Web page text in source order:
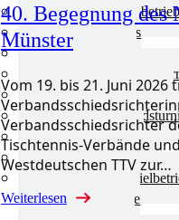
Aktuelles
BEM & Qualis
LRL & Qualis
TTT –
mini-Meisterschaften
Weitere
Terminkalender
Turnierausrichtung
Vereinsturniere
40. Begegnung des
Münster
Vom 19. bis 21. Juni 2026
Verbandsschiedsrichter
Tischtennis-Verbände
Westdeutschen TTV zur…
Weiterlesen